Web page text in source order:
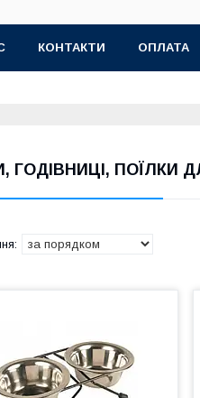
КОНТАКТИ ОПЛАТА
ГОДІВНИЦІ, ПОЇЛКИ